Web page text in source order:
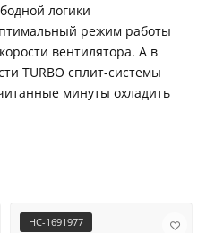
логики
режим работы
вентилятора. А в
TURBO сплит-системы
минуты охладить
НС-1691977